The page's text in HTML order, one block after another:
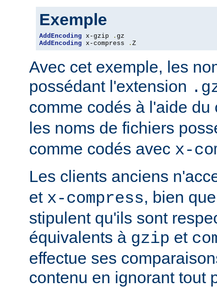
Exemple
AddEncoding x-gzip .
AddEncoding x-compress . Z
Avec cet exemple, les
possédant l'extension
comme codés à l'aide
les noms de fichiers
comme codés avec x-
Les clients anciens
et x-compress, bien
stipulent qu'ils sont
équivalents à gzip et
effectue ses
contenu en ignorant tout